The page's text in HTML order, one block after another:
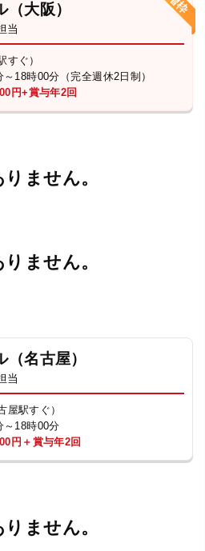
大阪）
当
すぐ）
18時00分（完全週休2日制）
円+賞与年2回
ません。
ません。
名古屋）
当
屋駅すぐ）
～18時00分
円＋賞与年2回
ません。